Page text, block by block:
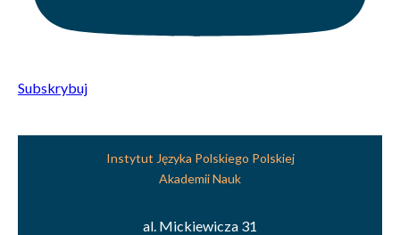
Subskrybuj
Instytut Języka Polskiego Polskiej
Akademii Nauk
al. Mickiewicza 31